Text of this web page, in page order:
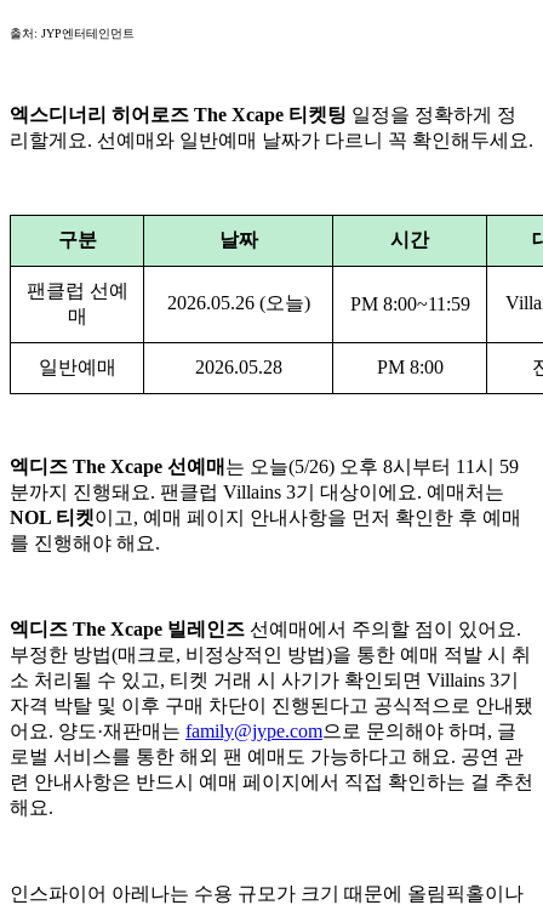
출처: JYP엔터테인먼트
엑스디너리 히어로즈 The Xcape 티켓팅 일정을 정확하게 정
리할게요. 선예매와 일반예매 날짜가 다르니 꼭 확인해두세요.
구분 날짜 시간
팬클럽 선예
매
2026.05.26 (오늘) PM 8:00~11:59
일반예매 2026.05.28 PM 8:00
엑디즈 The Xcape 선예매 는 오늘(5/26) 오후 8시부터 11시 59
분까지 진행돼요. 팬클럽 Villains 3기 대상이에요. 예매처는
NOL 티켓이고, 예매 페이지 안내사항을 먼저 확인한 후 예매
를 진행해야 해요.
엑디즈 The Xcape 빌레인즈 선예매에서 주의할 점이 있어요.
부정한 방법(매크로, 비정상적인 방법)을 통한 예매 적발 시 취
소 처리될 수 있고, 티켓 거래 시 사기가 확인되면 Villains 3기
자격 박탈 및 이후 구매 차단이 진행된다고 공식적으로 안내됐
어요. 양도·재판매는 family@jype.com으로 문의해야 하며, 글
로벌 서비스를 통한 해외 팬 예매도 가능하다고 해요. 공연 관
련 안내사항은 반드시 예매 페이지에서 직접 확인하는 걸 추천
해요.
인스파이어 아레나는 수용 규모가 크기 때문에 올림픽홀이나